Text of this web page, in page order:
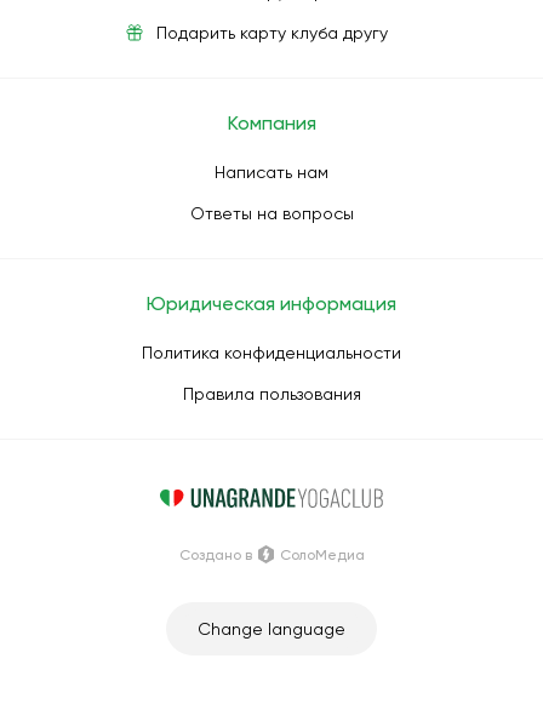
Подарить карту клуба другу
Компания
Написать нам
Ответы на вопросы
Юридическая информация
Политика конфиденциальности
Правила пользования
Change language
Создано в СолоМедиа